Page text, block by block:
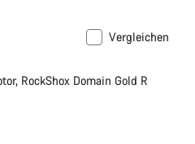
Vergleichen
RockShox Domain Gold R